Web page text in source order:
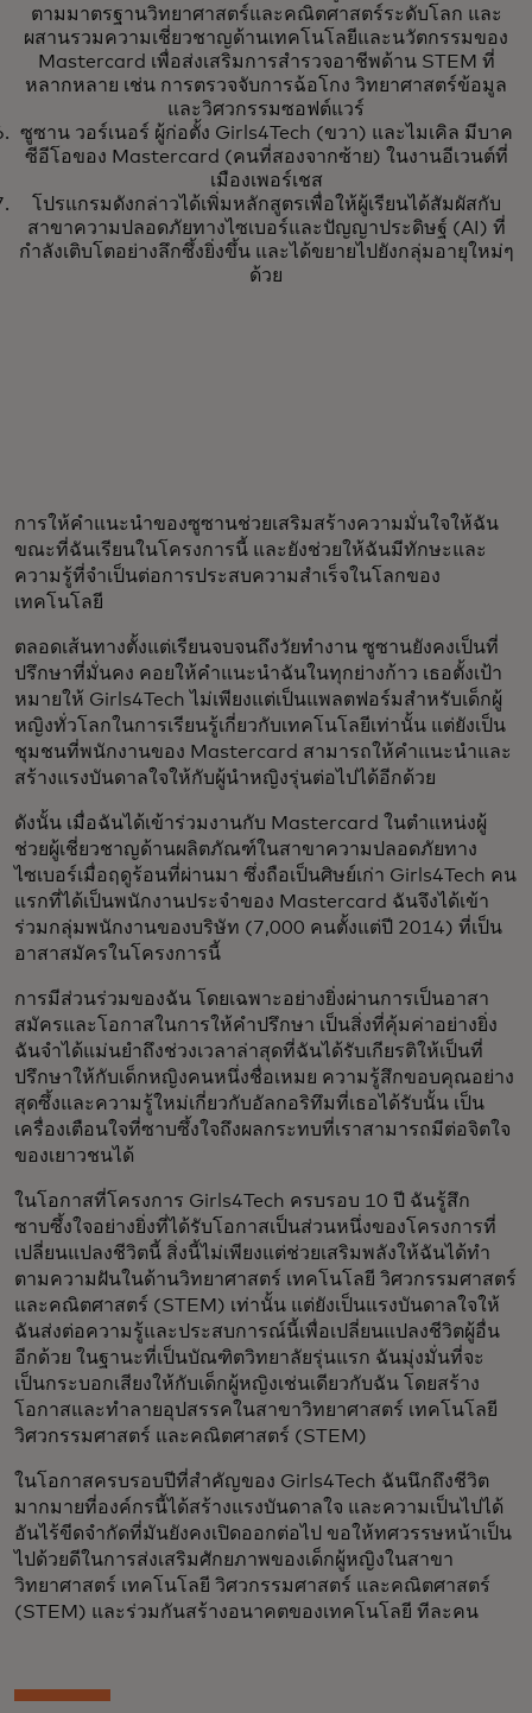
ตามมาตรฐานวิทยาศาสตร์และคณิตศาสตร์ระดับโลก และ
ผสานรวมความเชี่ยวชาญด้านเทคโนโลยีและนวัตกรรมของ
Mastercard เพื่อส่งเสริมการสำรวจอาชีพด้าน STEM ที่
หลากหลาย เช่น การตรวจจับการฉ้อโกง วิทยาศาสตร์ข้อมูล
และวิศวกรรมซอฟต์แวร์
ซูซาน วอร์เนอร์ ผู้ก่อตั้ง Girls4Tech (ขวา) และไมเคิล มีบาค
ซีอีโอของ Mastercard (คนที่สองจากซ้าย) ในงานอีเวนต์ที่
เมืองเพอร์เชส
โปรแกรมดังกล่าวได้เพิ่มหลักสูตรเพื่อให้ผู้เรียนได้สัมผัสกับ
สาขาความปลอดภัยทางไซเบอร์และปัญญาประดิษฐ์ (AI) ที่
กำลังเติบโตอย่างลึกซึ้งยิ่งขึ้น และได้ขยายไปยังกลุ่มอายุใหม่ๆ
ด้วย
การให้คำแนะนำของซูซานช่วยเสริมสร้างความมั่นใจให้ฉัน
ขณะที่ฉันเรียนในโครงการนี้ และยังช่วยให้ฉันมีทักษะและ
ความรู้ที่จำเป็นต่อการประสบความสำเร็จในโลกของ
เทคโนโลยี
ตลอดเส้นทางตั้งแต่เรียนจบจนถึงวัยทำงาน ซูซานยังคงเป็นที่
ปรึกษาที่มั่นคง คอยให้คำแนะนำฉันในทุกย่างก้าว เธอตั้งเป้า
หมายให้ Girls4Tech ไม่เพียงแต่เป็นแพลตฟอร์มสำหรับเด็กผู้
หญิงทั่วโลกในการเรียนรู้เกี่ยวกับเทคโนโลยีเท่านั้น แต่ยังเป็น
ชุมชนที่พนักงานของ Mastercard สามารถให้คำแนะนำและ
สร้างแรงบันดาลใจให้กับผู้นำหญิงรุ่นต่อไปได้อีกด้วย
ดังนั้น เมื่อฉันได้เข้าร่วมงานกับ Mastercard ในตำแหน่งผู้
ช่วยผู้เชี่ยวชาญด้านผลิตภัณฑ์ในสาขาความปลอดภัยทาง
ไซเบอร์เมื่อฤดูร้อนที่ผ่านมา ซึ่งถือเป็นศิษย์เก่า Girls4Tech คน
แรกที่ได้เป็นพนักงานประจำของ Mastercard ฉันจึงได้เข้า
ร่วมกลุ่มพนักงานของบริษัท (7,000 คนตั้งแต่ปี 2014) ที่เป็น
อาสาสมัครในโครงการนี้
การมีส่วนร่วมของฉัน โดยเฉพาะอย่างยิ่งผ่านการเป็นอาสา
สมัครและโอกาสในการให้คำปรึกษา เป็นสิ่งที่คุ้มค่าอย่างยิ่ง
ฉันจำได้แม่นยำถึงช่วงเวลาล่าสุดที่ฉันได้รับเกียรติให้เป็นที่
ปรึกษาให้กับเด็กหญิงคนหนึ่งชื่อเหมย ความรู้สึกขอบคุณอย่าง
สุดซึ้งและความรู้ใหม่เกี่ยวกับอัลกอริทึมที่เธอได้รับนั้น เป็น
เครื่องเตือนใจที่ซาบซึ้งใจถึงผลกระทบที่เราสามารถมีต่อจิตใจ
ของเยาวชนได้
ในโอกาสที่โครงการ Girls4Tech ครบรอบ 10 ปี ฉันรู้สึก
ซาบซึ้งใจอย่างยิ่งที่ได้รับโอกาสเป็นส่วนหนึ่งของโครงการที่
เปลี่ยนแปลงชีวิตนี้ สิ่งนี้ไม่เพียงแต่ช่วยเสริมพลังให้ฉันได้ทำ
ตามความฝันในด้านวิทยาศาสตร์ เทคโนโลยี วิศวกรรมศาสตร์
และคณิตศาสตร์ (STEM) เท่านั้น แต่ยังเป็นแรงบันดาลใจให้
ฉันส่งต่อความรู้และประสบการณ์นี้เพื่อเปลี่ยนแปลงชีวิตผู้อื่น
อีกด้วย ในฐานะที่เป็นบัณฑิตวิทยาลัยรุ่นแรก ฉันมุ่งมั่นที่จะ
เป็นกระบอกเสียงให้กับเด็กผู้หญิงเช่นเดียวกับฉัน โดยสร้าง
โอกาสและทำลายอุปสรรคในสาขาวิทยาศาสตร์ เทคโนโลยี
วิศวกรรมศาสตร์ และคณิตศาสตร์ (STEM)
ในโอกาสครบรอบปีที่สำคัญของ Girls4Tech ฉันนึกถึงชีวิต
มากมายที่องค์กรนี้ได้สร้างแรงบันดาลใจ และความเป็นไปได้
อันไร้ขีดจำกัดที่มันยังคงเปิดออกต่อไป ขอให้ทศวรรษหน้าเป็น
ไปด้วยดีในการส่งเสริมศักยภาพของเด็กผู้หญิงในสาขา
วิทยาศาสตร์ เทคโนโลยี วิศวกรรมศาสตร์ และคณิตศาสตร์
(STEM) และร่วมกันสร้างอนาคตของเทคโนโลยี ทีละคน